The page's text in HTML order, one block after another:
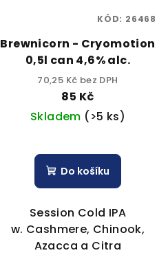
o
r
Brewnicorn - Cryomotion
0,5l can 4,6% alc.
70,25 Kč bez DPH
85 Kč
Skladem (>5 ks)
Do košíku
Session Cold IPA
w. Cashmere, Chinook,
Azacca a Citra
KÓD: 26468